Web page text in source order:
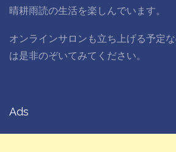
晴耕雨読の生活を楽しんでいます。
オンラインサロンも立ち上げる予定
は是非のぞいてみてください。
Ads